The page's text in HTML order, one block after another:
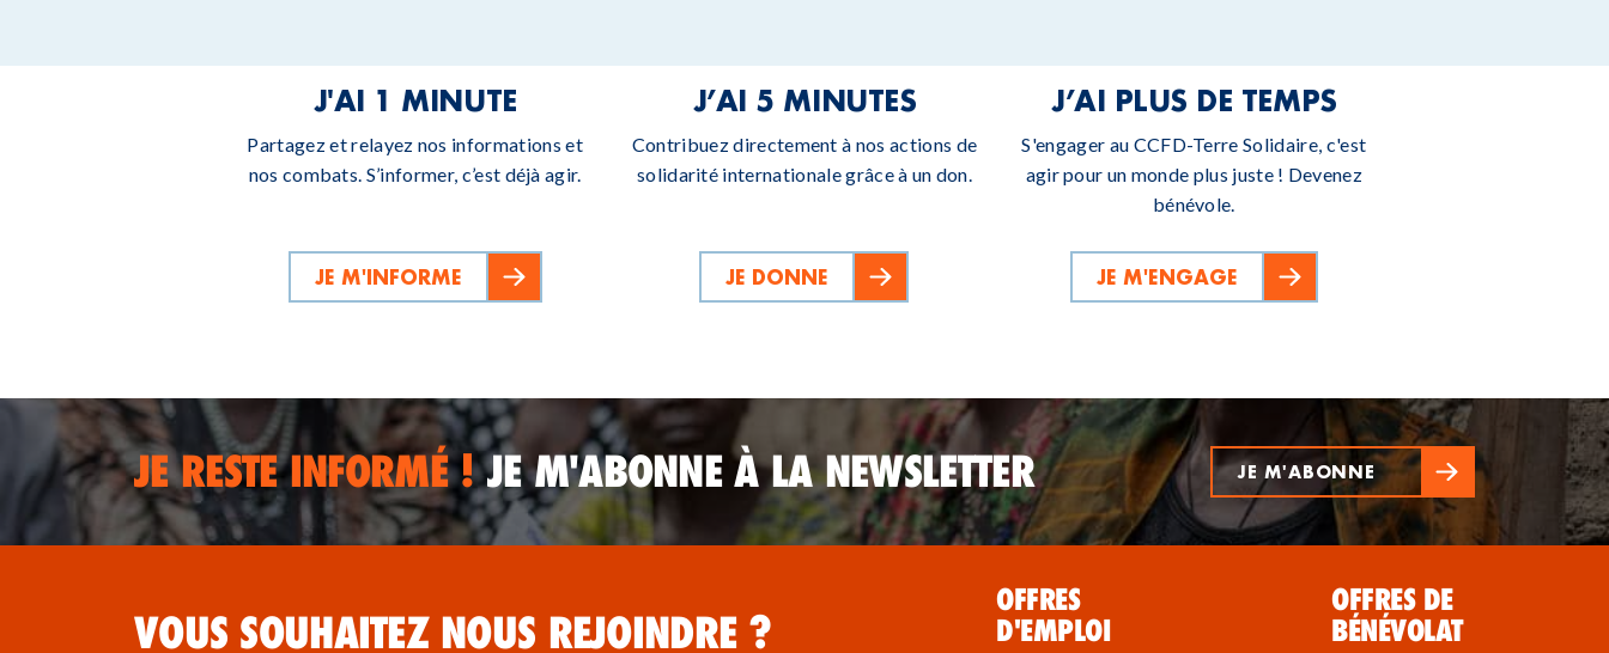
J'AI 1 MINUTE
Partagez et relayez nos informations et
nos combats. S’informer, c’est déjà agir.
JE M'INFORME
J’AI 5 MINUTES
Contribuez directement à nos actions de
solidarité internationale grâce à un don.
JE DONNE
J’AI PLUS DE TEMPS
S'engager au CCFD-Terre Solidaire, c'est
agir pour un monde plus juste ! Devenez
bénévole.
JE M'ENGAGE
JE RESTE INFORMÉ !JE M'ABONNE À LA NEWSLETTER JE M'ABONNE
VOUS SOUHAITEZ NOUS REJOINDRE ?
OFFRES
D'EMPLOI
OFFRES DE
BÉNÉVOLAT